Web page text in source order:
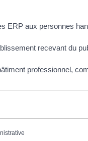
ERP aux personnes
recevant du
professionnel,